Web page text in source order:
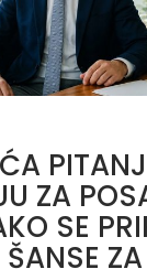
ZA
SE